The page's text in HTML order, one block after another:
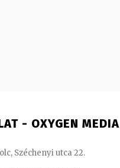
- OXYGEN MEDIA
Széchenyi utca 22.